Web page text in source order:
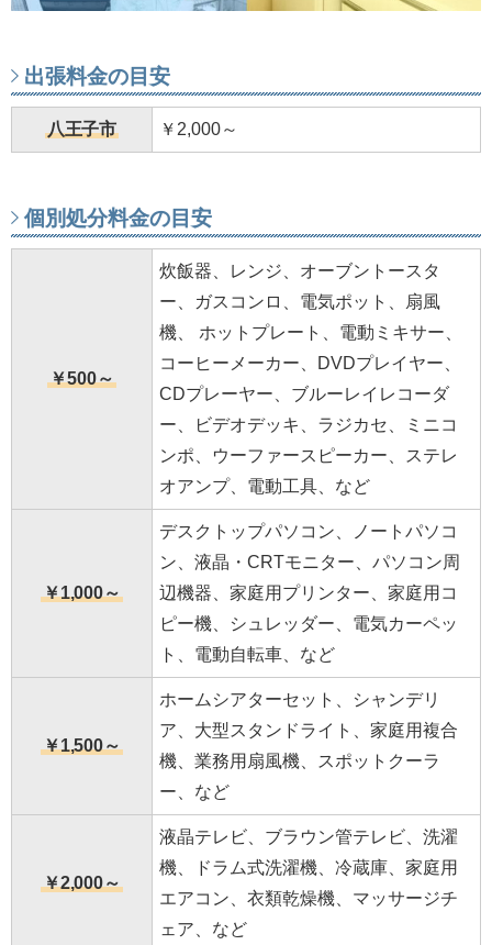
出張料金の目安
八王子市 ￥2,000～
個別処分料金の目安
￥500～
炊飯器、レンジ、オーブントースタ
ー、ガスコンロ、電気ポット、扇風
機、 ホットプレート、電動ミキサー、
コーヒーメーカー、DVDプレイヤー、
CDプレーヤー、ブルーレイレコーダ
ー、ビデオデッキ、ラジカセ、ミニコ
ンポ、ウーファースピーカー、ステレ
オアンプ、電動工具、など
￥1,000～
デスクトップパソコン、ノートパソコ
ン、液晶・CRTモニター、パソコン周
辺機器、家庭用プリンター、家庭用コ
ピー機、シュレッダー、電気カーペッ
ト、電動自転車、など
￥1,500～
ホームシアターセット、シャンデリ
ア、大型スタンドライト、家庭用複合
機、業務用扇風機、スポットクーラ
ー、など
￥2,000～
液晶テレビ、ブラウン管テレビ、洗濯
機、ドラム式洗濯機、冷蔵庫、家庭用
エアコン、衣類乾燥機、マッサージチ
ェア、など